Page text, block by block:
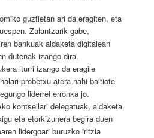
guztietan ari da eragiten, eta
Zalantzarik gabe,
bankuak aldaketa digitalean
dutenak izango dira.
iturri izango da eragile
probetxu atera nahi baitiote
liderrei erronka jo.
kontseilari delegatuak, aldaketa
eta etorkizunera begira duen
lidergoari buruzko iritzia